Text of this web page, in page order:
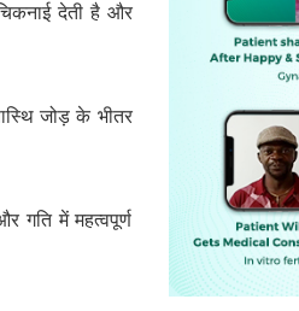
देती है और
जोड़ के भीतर
गति में महत्वपूर्ण